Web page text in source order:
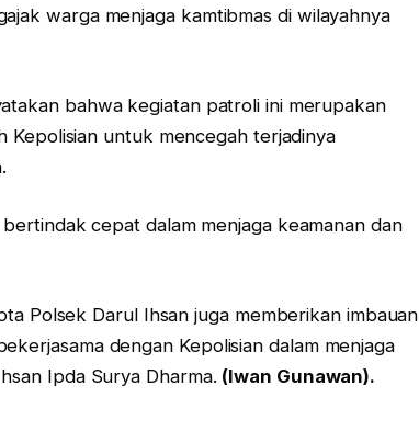
warga menjaga kamtibmas di wilayahnya
bahwa kegiatan patroli ini merupakan
untuk mencegah terjadinya
cepat dalam menjaga keamanan dan
Polsek Darul Ihsan juga memberikan imbauan
dengan Kepolisian dalam menjaga
Ipda Surya Dharma. (Iwan Gunawan).